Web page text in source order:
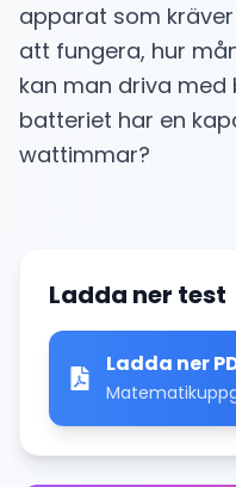
apparat som
att fungera, hur
kan man driva
batteriet har en
wattimmar?
Ladda ner test
Ladda ner